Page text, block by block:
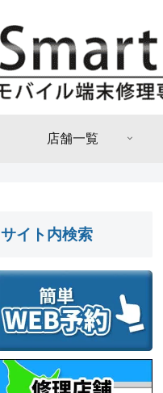
店舗一覧
サイト内検索